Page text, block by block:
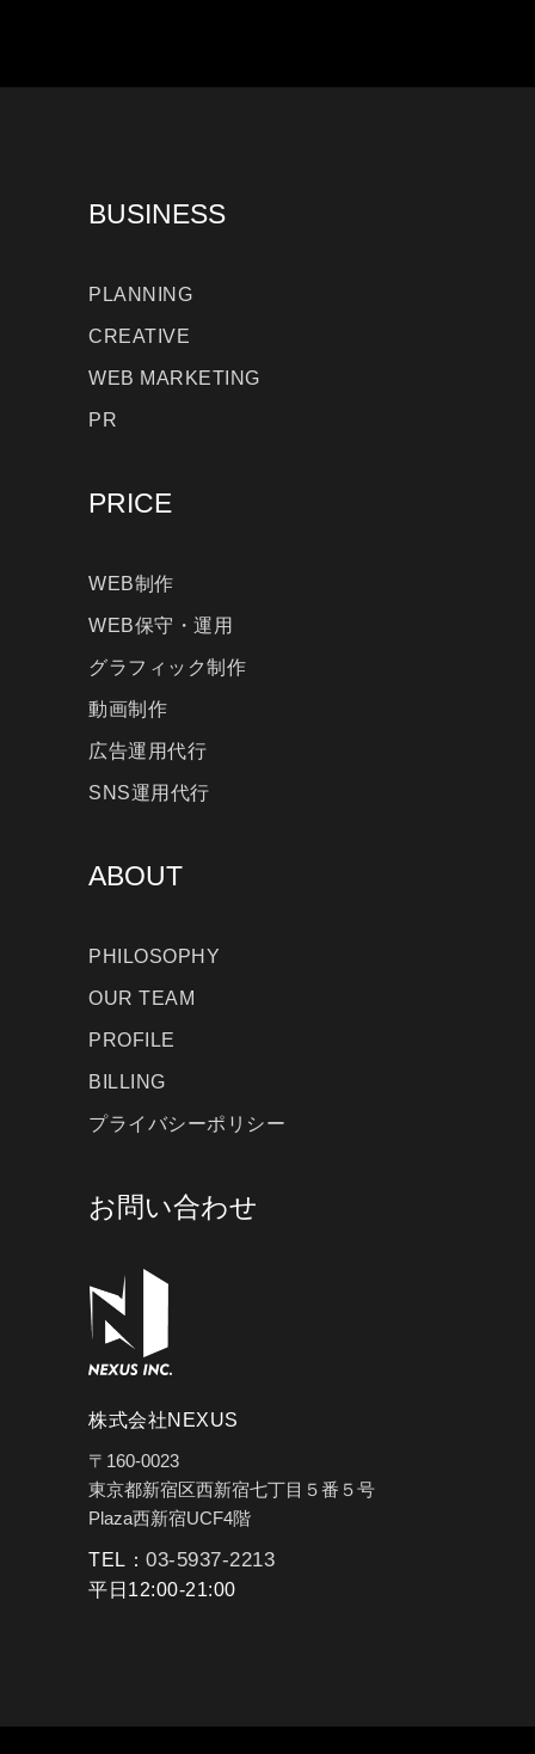
BUSINESS
PLANNING
CREATIVE
WEB MARKETING
PR
PRICE
WEB制作
WEB保守・運用
グラフィック制作
動画制作
広告運用代行
SNS運用代行
ABOUT
PHILOSOPHY
OUR TEAM
PROFILE
BILLING
プライバシーポリシー
お問い合わせ
株式会社NEXUS
〒160-0023
東京都新宿区西新宿七丁目５番５号
Plaza西新宿UCF4階
TEL： 03-5937-2213
平日12:00-21:00